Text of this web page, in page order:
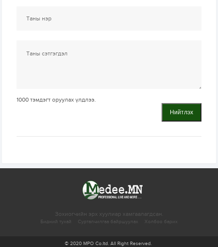
1000 тэмдэгт оруулах үлдлээ.
Нийтлэх
Зохиогчийн эрх хуулиар хамгаалагдсан.
Бидний тухай Сурталчилгаа байршуулах Холбоо барих
© 2020 MPO Co.ltd. All Right Reserved.